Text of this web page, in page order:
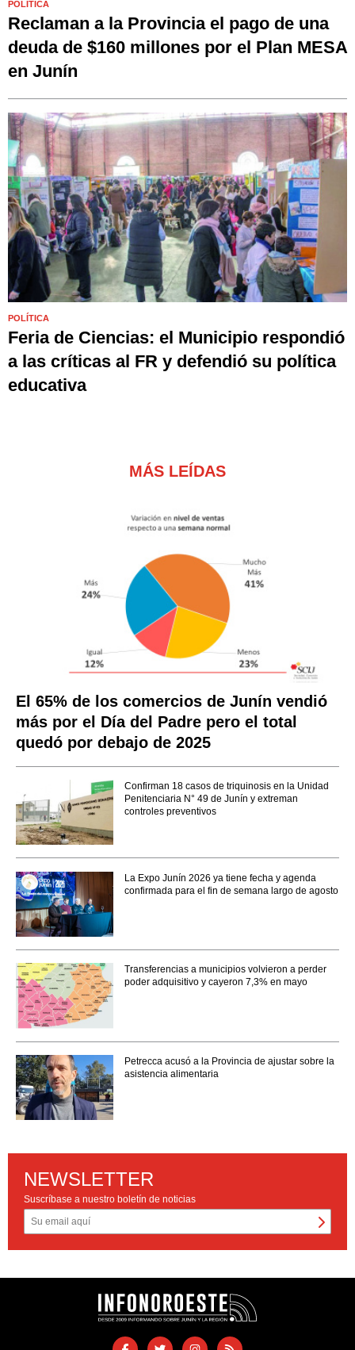
POLÍTICA
Reclaman a la Provincia el pago de una
deuda de $160 millones por el Plan MESA
en Junín
POLÍTICA
Feria de Ciencias: el Municipio respondió
a las críticas al FR y defendió su política
educativa
MÁS LEÍDAS
El 65% de los comercios de Junín vendió
más por el Día del Padre pero el total
quedó por debajo de 2025
Confirman 18 casos de triquinosis en la Unidad
Penitenciaria N° 49 de Junín y extreman
controles preventivos
La Expo Junín 2026 ya tiene fecha y agenda
confirmada para el fin de semana largo de agosto
Transferencias a municipios volvieron a perder
poder adquisitivo y cayeron 7,3% en mayo
Petrecca acusó a la Provincia de ajustar sobre la
asistencia alimentaria
NEWSLETTER
Suscríbase a nuestro boletín de noticias